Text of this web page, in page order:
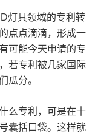
灯具领域的专利转
点点滴滴，形成一
可能今天申请的专
若专利被几家国际
瓜分。
么专利，可是在十
囊括口袋。这样就